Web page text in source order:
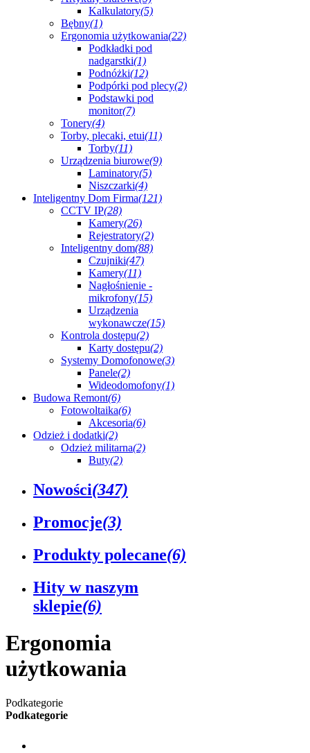
Kalkulatory(5)
Bębny(1)
Ergonomia użytkowania(22)
Podkładki pod
nadgarstki(1)
Podnóżki(12)
Podpórki pod plecy(2)
Podstawki pod
monitor(7)
Tonery(4)
Torby, plecaki, etui(11)
Torby(11)
Urządzenia biurowe(9)
Laminatory(5)
Niszczarki(4)
Inteligentny Dom Firma(121)
CCTV IP(28)
Kamery(26)
Rejestratory(2)
Inteligentny dom(88)
Czujniki(47)
Kamery(11)
Nagłośnienie -
mikrofony(15)
Urządzenia
wykonawcze(15)
Kontrola dostępu(2)
Karty dostępu(2)
Systemy Domofonowe(3)
Panele(2)
Wideodomofony(1)
Budowa Remont(6)
Fotowoltaika(6)
Akcesoria(6)
Odzież i dodatki(2)
Odzież militarna(2)
Buty(2)
Nowości(347)
Promocje(3)
Produkty polecane(6)
Hity w naszym
sklepie(6)
Ergonomia
użytkowania
Podkategorie
Podkategorie